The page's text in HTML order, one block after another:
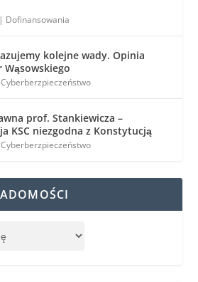
| Dofinansowania
kolejne wady. Opinia
Wąsowskiego
Cyberberzpieczeństwo
prof. Stankiewicza –
KSC niezgodna z Konstytucją
Cyberberzpieczeństwo